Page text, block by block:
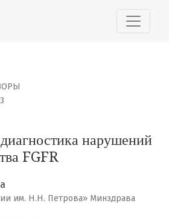
нарушений в генах
нарушений
FGFR
им. Н.Н. Петрова» Минздрава